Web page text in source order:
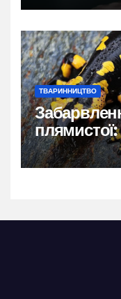
ТВАРИННИЦТВО
чорному